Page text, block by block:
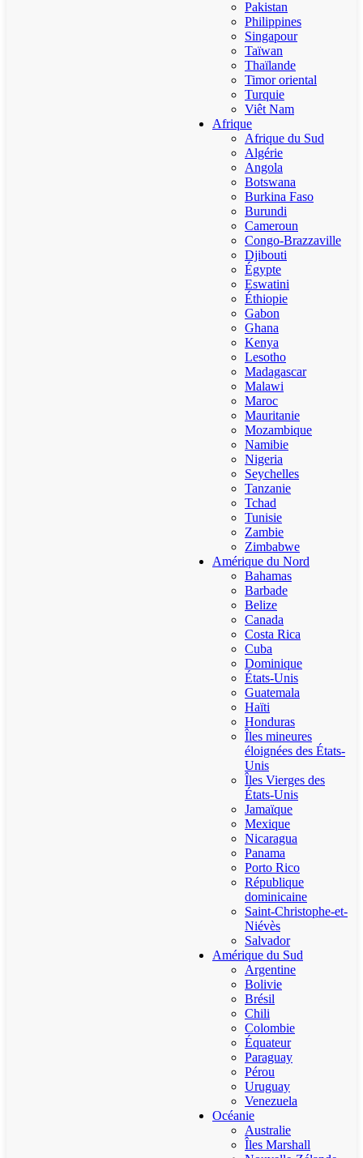
Pakistan
Philippines
Singapour
Taïwan
Thaïlande
Timor oriental
Turquie
Viêt Nam
Afrique
Afrique du Sud
Algérie
Angola
Botswana
Burkina Faso
Burundi
Cameroun
Congo-Brazzaville
Djibouti
Égypte
Eswatini
Éthiopie
Gabon
Ghana
Kenya
Lesotho
Madagascar
Malawi
Maroc
Mauritanie
Mozambique
Namibie
Nigeria
Seychelles
Tanzanie
Tchad
Tunisie
Zambie
Zimbabwe
Amérique du Nord
Bahamas
Barbade
Belize
Canada
Costa Rica
Cuba
Dominique
États-Unis
Guatemala
Haïti
Honduras
Îles mineures
éloignées des États-
Unis
Îles Vierges des
États-Unis
Jamaïque
Mexique
Nicaragua
Panama
Porto Rico
République
dominicaine
Saint-Christophe-et-
Niévès
Salvador
Amérique du Sud
Argentine
Bolivie
Brésil
Chili
Colombie
Équateur
Paraguay
Pérou
Uruguay
Venezuela
Océanie
Australie
Îles Marshall